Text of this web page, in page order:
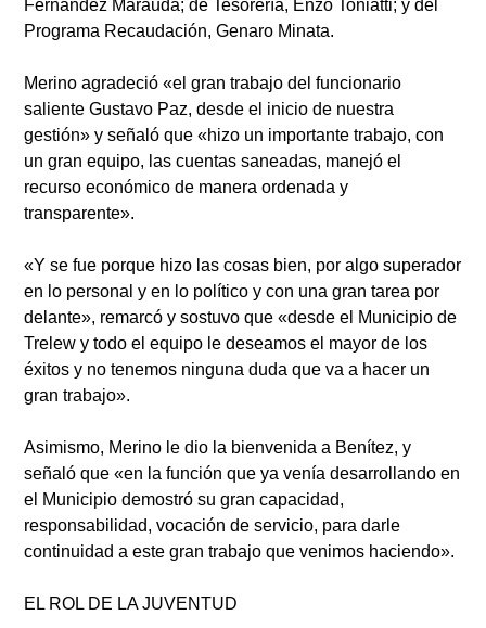
Fernández Marauda; de Tesorería, Enzo Toniatti; y del
Programa Recaudación, Genaro Minata.
Merino agradeció «el gran trabajo del funcionario
saliente Gustavo Paz, desde el inicio de nuestra
gestión» y señaló que «hizo un importante trabajo, con
un gran equipo, las cuentas saneadas, manejó el
recurso económico de manera ordenada y
transparente».
«Y se fue porque hizo las cosas bien, por algo superador
en lo personal y en lo político y con una gran tarea por
delante», remarcó y sostuvo que «desde el Municipio de
Trelew y todo el equipo le deseamos el mayor de los
éxitos y no tenemos ninguna duda que va a hacer un
gran trabajo».
Asimismo, Merino le dio la bienvenida a Benítez, y
señaló que «en la función que ya venía desarrollando en
el Municipio demostró su gran capacidad,
responsabilidad, vocación de servicio, para darle
continuidad a este gran trabajo que venimos haciendo».
EL ROL DE LA JUVENTUD